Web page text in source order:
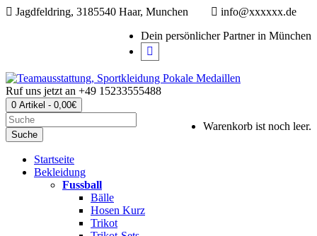
Jagdfeldring, 3185540 Haar, Munchen
info@xxxxxx.de
Dein persönlicher Partner in München
Ruf uns jetzt an +49 15233555488
0 Artikel - 0,00€
Warenkorb ist noch leer.
Suche
Startseite
Bekleidung
Fussball
Bälle
Hosen Kurz
Trikot